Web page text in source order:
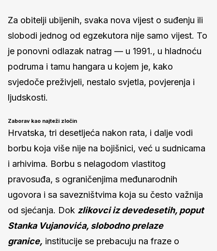
Za obitelji ubijenih, svaka nova vijest o suđenju ili
slobodi jednog od egzekutora nije samo vijest. To
je ponovni odlazak natrag — u 1991., u hladnoću
podruma i tamu hangara u kojem je, kako
svjedoče preživjeli, nestalo svjetla, povjerenja i
ljudskosti.
Zaborav kao najteži zločin
Hrvatska, tri desetljeća nakon rata, i dalje vodi
borbu koja više nije na bojišnici, već u sudnicama
i arhivima. Borbu s nelagodom vlastitog
pravosuđa, s ograničenjima međunarodnih
ugovora i sa savezništvima koja su često važnija
od sjećanja. Dok zlikovci iz devedesetih, poput
Stanka Vujanovića, slobodno prelaze
granice, institucije se prebacuju na fraze o